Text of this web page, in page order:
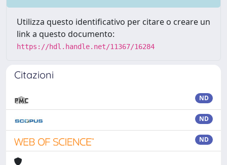
Utilizza questo identificativo per citare o creare un
link a questo documento:
https://hdl.handle.net/11367/16284
Citazioni
ND
ND
ND